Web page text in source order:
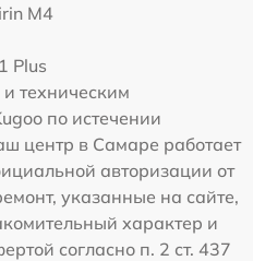
M4
Plus
техническим
по истечении
центр в Самаре работает
авторизации от
указанные на сайте,
характер и
согласно п. 2 ст. 437